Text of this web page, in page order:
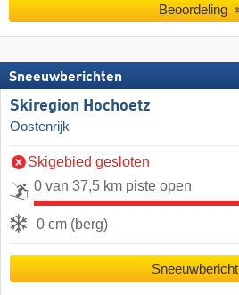
Beoordeling
Sneeuwberichten
Skiregion Hochoetz
Oostenrijk
Skigebied gesloten
0 van 37,5 km piste open
0 cm (berg)
Sneeuwbericht